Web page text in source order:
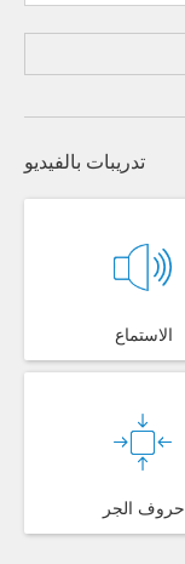
تدريبات بالفيديو
الاستماع
حروف الجر